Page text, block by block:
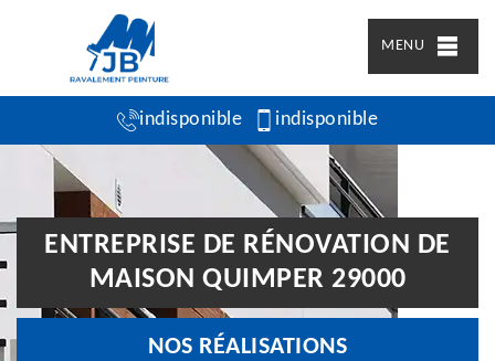
MENU
indisponible indisponible
ENTREPRISE DE RÉNOVATION DE
MAISON QUIMPER 29000
NOS RÉALISATIONS